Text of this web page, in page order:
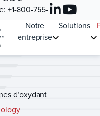
+1-800-755-
Notre
entreprise
Solutions
d’oxydant